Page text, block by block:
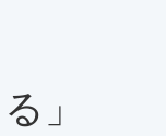
る」